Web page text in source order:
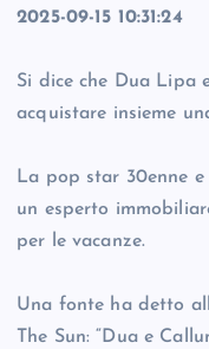
2025-09-15 10:31:24
Si dice che Dua Lipa
acquistare insieme
La pop star 30enne
un esperto
per le vacanze.
Una fonte ha detto
The Sun: “Dua e